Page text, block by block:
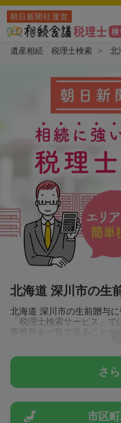
朝日新聞社運営
遺産相続 税理士検索 北
北海道 深川市の生
北海道 深川市の生前贈与
「税理士検索サービス」
事務所を一覧で見ること
とは一度近隣の税理士に相
さ
市区